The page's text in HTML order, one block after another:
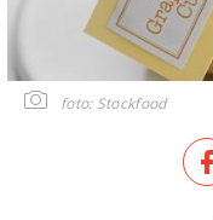
foto: Stockfood